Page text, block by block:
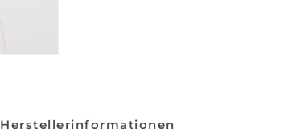
Herstellerinformationen